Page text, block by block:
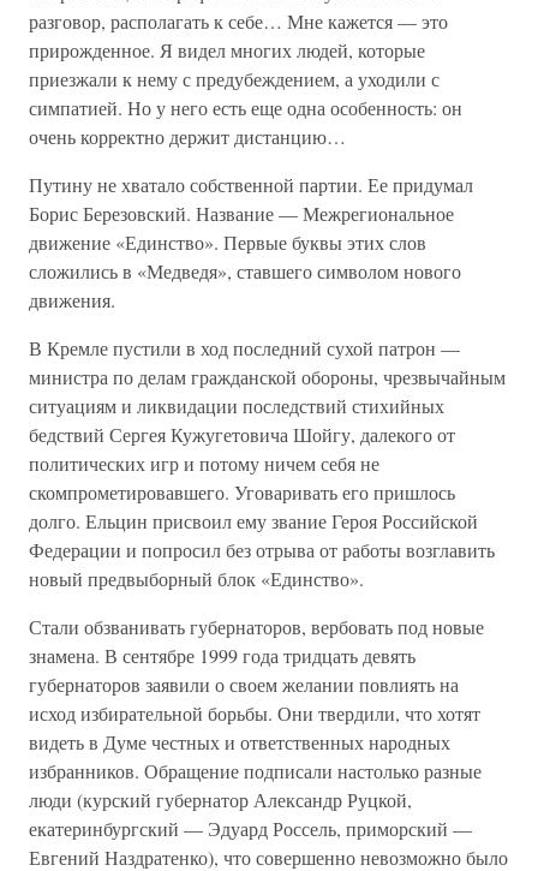
разговор, располагать к себе… Мне кажется — это
прирожденное. Я видел многих людей, которые
приезжали к нему с предубеждением, а уходили с
симпатией. Но у него есть еще одна особенность: он
очень корректно держит дистанцию…
Путину не хватало собственной партии. Ее придумал
Борис Березовский. Название — Межрегиональное
движение «Единство». Первые буквы этих слов
сложились в «Медведя», ставшего символом нового
движения.
В Кремле пустили в ход последний сухой патрон —
министра по делам гражданской обороны, чрезвычайным
ситуациям и ликвидации последствий стихийных
бедствий Сергея Кужугетовича Шойгу, далекого от
политических игр и потому ничем себя не
скомпрометировавшего. Уговаривать его пришлось
долго. Ельцин присвоил ему звание Героя Российской
Федерации и попросил без отрыва от работы возглавить
новый предвыборный блок «Единство».
Стали обзванивать губернаторов, вербовать под новые
знамена. В сентябре 1999 года тридцать девять
губернаторов заявили о своем желании повлиять на
исход избирательной борьбы. Они твердили, что хотят
видеть в Думе честных и ответственных народных
избранников. Обращение подписали настолько разные
люди (курский губернатор Александр Руцкой,
екатеринбургский — Эдуард Россель, приморский —
Евгений Наздратенко), что совершенно невозможно было